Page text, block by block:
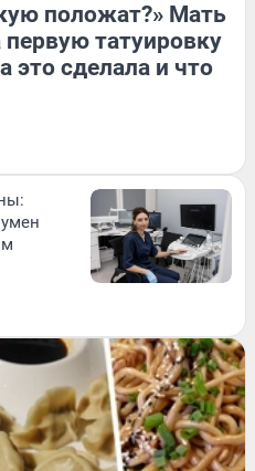
положат?» Мать
татуировку
это сделала и что